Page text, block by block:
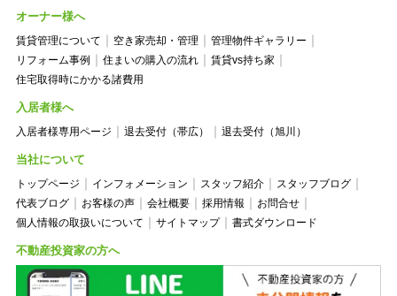
オーナー様へ
賃貸管理について 空き家売却・管理
管理物件ギャラリー
リフォーム事例
住まいの購入の流れ
賃貸vs持ち家
住宅取得時にかかる諸費用
入居者様へ
入居者様専用ページ 退去受付（帯広） 退去受付（旭川）
当社について
トップページ インフォメーション スタッフ紹介
スタッフブログ
代表ブログ
お客様の声 会社概要 採用情報
お問合せ
個人情報の取扱いについて
サイトマップ 書式ダウンロード
不動産投資家の方へ